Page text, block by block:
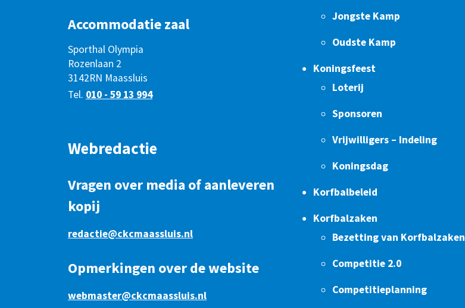
Accommodatie zaal
Sporthal Olympia
Rozenlaan 2
3142RN Maassluis
Tel. 010 - 59 13 994
Webredactie
Vragen over media of aanleveren
kopij
redactie@ckcmaassluis.nl
Opmerkingen over de website
webmaster@ckcmaassluis.nl
Jongste Kamp
Oudste Kamp
Koningsfeest
Loterij
Sponsoren
Vrijwilligers – Indeling
Koningsdag
Korfbalbeleid
Korfbalzaken
Bezetting van Korfbalzaken
Competitie 2.0
Competitieplanning